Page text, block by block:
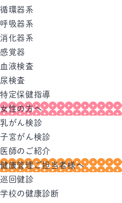
循環器系
呼吸器系
消化器系
感覚器
血液検査
尿検査
特定保健指導
女性の方へ
乳がん検診
子宮がん検診
医師のご紹介
健康管理ご担当者様へ
巡回健診
学校の健康診断